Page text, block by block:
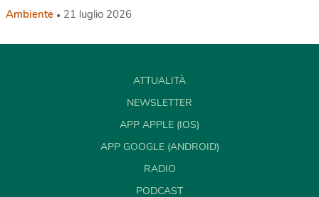
Ambiente 21 luglio 2026
ATTUALITÀ
NEWSLETTER
APP APPLE (IOS)
APP GOOGLE (ANDROID)
RADIO
PODCAST